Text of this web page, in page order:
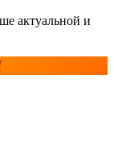
актуальной и